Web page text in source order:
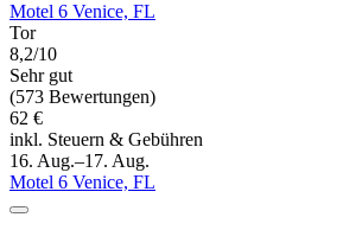
Motel 6 Venice, FL
Tor
8,2/10
Sehr gut
(573 Bewertungen)
62 €
inkl. Steuern & Gebühren
16. Aug.–17. Aug.
Motel 6 Venice, FL